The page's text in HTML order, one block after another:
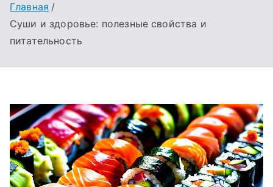
Главная
Суши и здоровье: полезные свойства и
питательность